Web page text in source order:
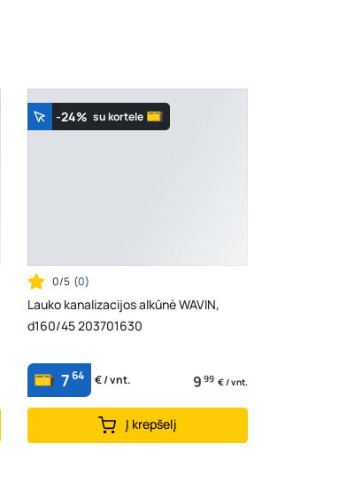
-24% su kortele
0/5 (0)
Lauko kanalizacijos alkūnė WAVIN,
d160/45 203701630
764 € / vnt. 9 99 € / vnt.
Į krepšelį